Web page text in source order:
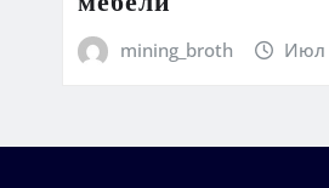
mining_broth Июл